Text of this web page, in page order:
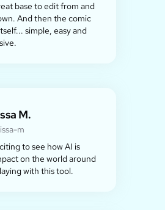
base to edit from and
And then the comic
simple, easy and
M.
m
to see how AI is
on the world around
with this tool.